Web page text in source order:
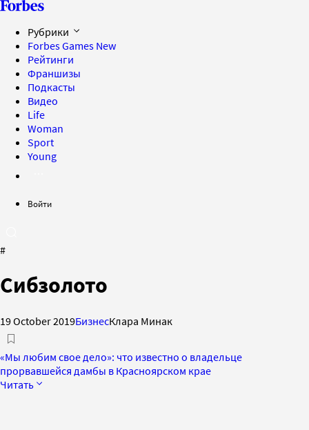
Рубрики
Forbes Games New
Рейтинги
Франшизы
Подкасты
Видео
Life
Woman
Sport
Young
Войти
#
Сибзолото
19 October 2019БизнесКлара Минак
«Мы любим свое дело»: что известно о владельце
прорвавшейся дамбы в Красноярском крае
Читать